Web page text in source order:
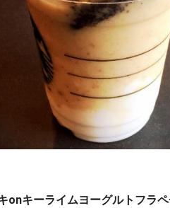
onキーライムヨーグルトフラペ